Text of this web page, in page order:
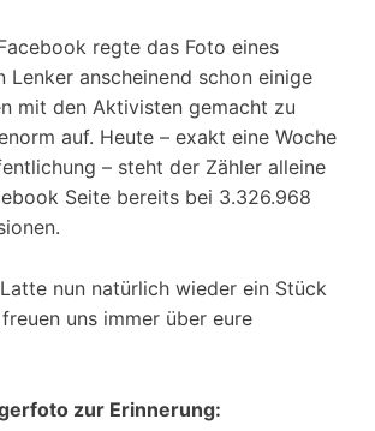
regte das Foto eines
Lenker anscheinend schon einige
mit den Aktivisten gemacht zu
auf. Heute – exakt eine Woche
– steht der Zähler alleine
Seite bereits bei 3.326.968
nun natürlich wieder ein Stück
uns immer über eure
zur Erinnerung: